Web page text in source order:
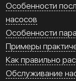
Особенности
насосов
Особенности
Примеры
Как правильно
Обслуживание